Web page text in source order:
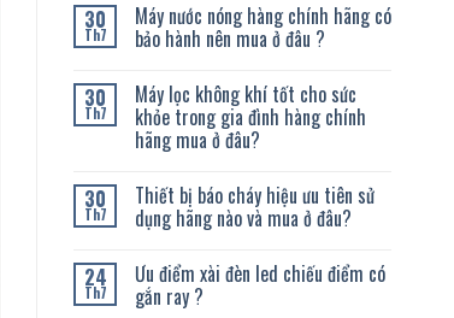
30
Th7
Máy nước nóng hàng chính hãng có
bảo hành nên mua ở đâu ?
30
Th7
Máy lọc không khí tốt cho sức
khỏe trong gia đình hàng chính
hãng mua ở đâu?
30
Th7
Thiết bị báo cháy hiệu ưu tiên sử
dụng hãng nào và mua ở đâu?
24
Th7
Ưu điểm xài đèn led chiếu điểm có
gắn ray ?